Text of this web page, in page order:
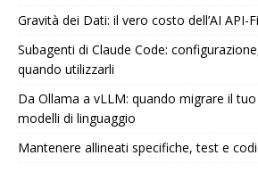
Gravità dei Dati: il vero costo dell’AI API-
Subagenti di Claude Code:
quando utilizzarli
Da Ollama a vLLM: quando migrare il
modelli di linguaggio
Mantenere allineati specifiche, test e